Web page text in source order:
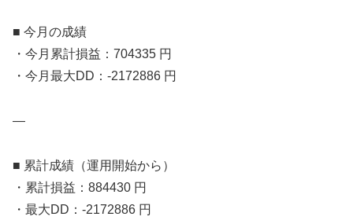
■ 今月の成績
・今月累計損益：704335 円
・今月最大DD：-2172886 円
—
■ 累計成績（運用開始から）
・累計損益：884430 円
・最大DD：-2172886 円